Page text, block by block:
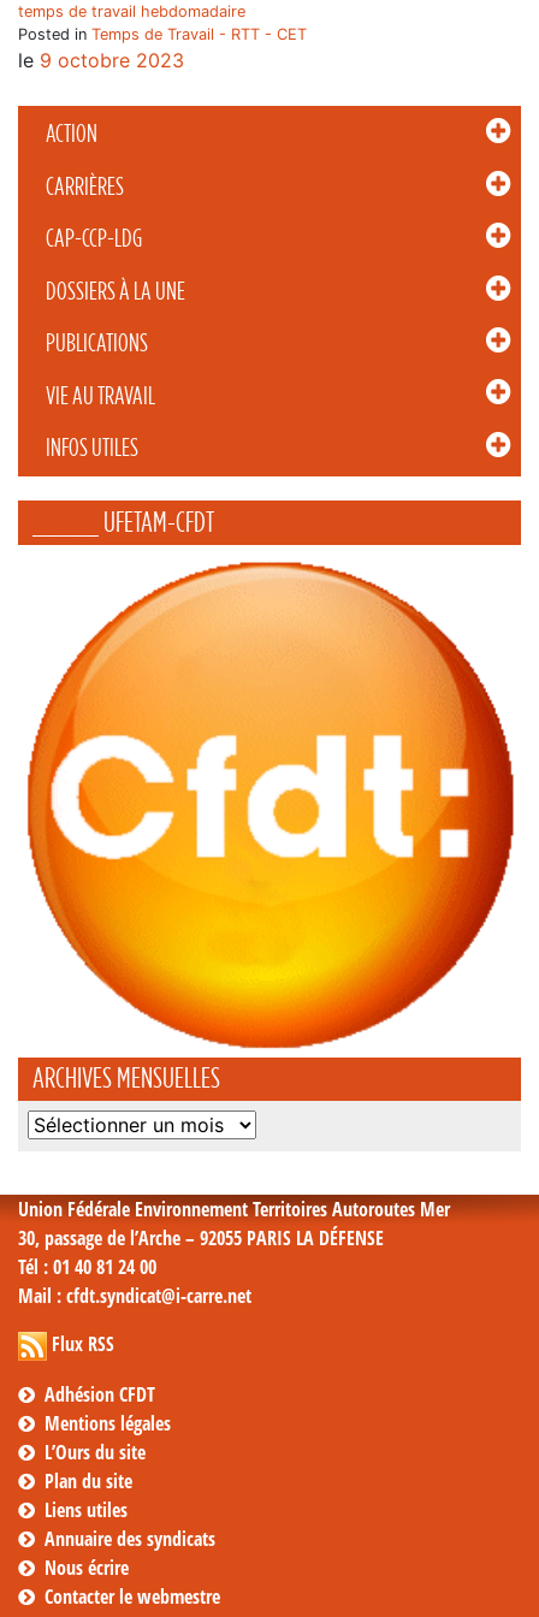
ACTION
CARRIÈRES
CAP-CCP-LDG
DOSSIERS À LA UNE
PUBLICATIONS
VIE AU TRAVAIL
INFOS UTILES
_____ UFETAM-CFDT
ARCHIVES MENSUELLES
Archives
temps de travail hebdomadaire
Posted in Temps de Travail - RTT - CET
le 9 octobre 2023
Union Fédérale Environnement Territoires Autoroutes Mer
30, passage de l’Arche – 92055 PARIS LA DÉFENSE
Tél : 01 40 81 24 00
Mail : cfdt.syndicat@i-carre.net
Flux RSS
Adhésion CFDT
Mentions légales
L’Ours du site
Plan du site
Liens utiles
Annuaire des syndicats
Nous écrire
Contacter le webmestre